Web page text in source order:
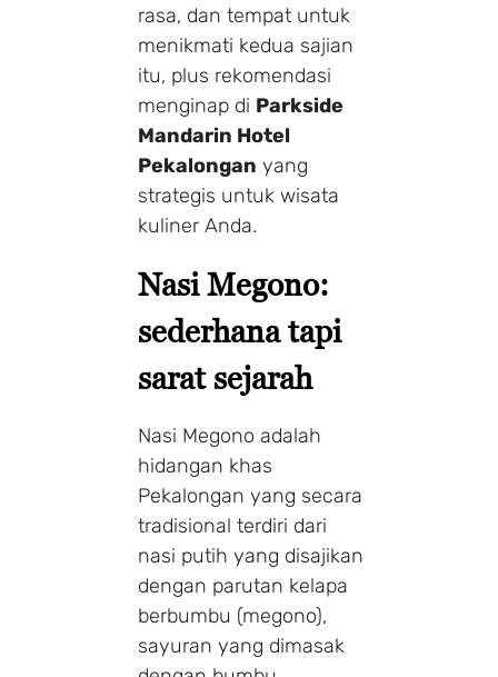
rasa, dan tempat untuk
menikmati kedua sajian
itu, plus rekomendasi
menginap di Parkside
Mandarin Hotel
Pekalongan yang
strategis untuk wisata
kuliner Anda.
Nasi Megono:
sederhana tapi
sarat sejarah
Nasi Megono adalah
hidangan khas
Pekalongan yang secara
tradisional terdiri dari
nasi putih yang disajikan
dengan parutan kelapa
berbumbu (megono),
sayuran yang dimasak